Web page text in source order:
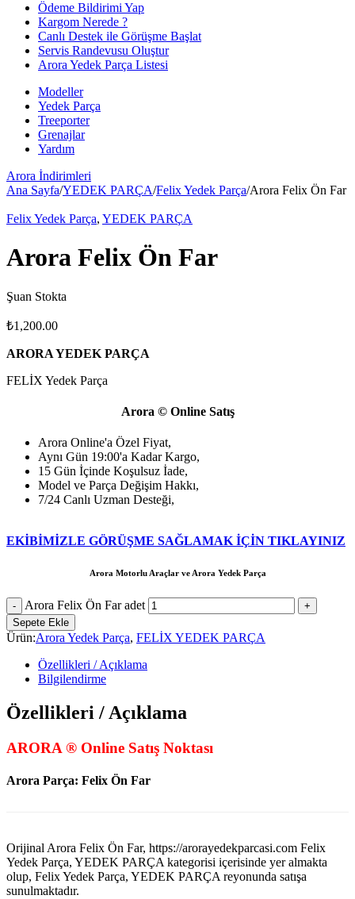
Ödeme Bildirimi Yap
Kargom Nerede ?
Canlı Destek ile Görüşme Başlat
Servis Randevusu Oluştur
Arora Yedek Parça Listesi
Modeller
Yedek Parça
Treeporter
Grenajlar
Yardım
Arora İndirimleri
Ana Sayfa/YEDEK PARÇA/Felix Yedek Parça/Arora Felix Ön Far
Felix Yedek Parça, YEDEK PARÇA
Arora Felix Ön Far
Şuan Stokta
₺1,200.00
ARORA YEDEK PARÇA
FELİX Yedek Parça
Arora © Online Satış
Arora Online'a Özel Fiyat,
Aynı Gün 19:00'a Kadar Kargo,
15 Gün İçinde Koşulsuz İade,
Model ve Parça Değişim Hakkı,
7/24 Canlı Uzman Desteği,
EKİBİMİZLE GÖRÜŞME SAĞLAMAK İÇİN TIKLAYINIZ
Arora Motorlu Araçlar ve Arora Yedek Parça
Arora Felix Ön Far adet
Sepete Ekle
Ürün:Arora Yedek Parça, FELİX YEDEK PARÇA
Özellikleri / Açıklama
Bilgilendirme
Özellikleri / Açıklama
ARORA ® Online Satış Noktası
Arora Parça: Felix Ön Far
Orijinal Arora Felix Ön Far, https://arorayedekparcasi.com Felix
Yedek Parça, YEDEK PARÇA kategorisi içerisinde yer almakta
olup, Felix Yedek Parça, YEDEK PARÇA reyonunda satışa
sunulmaktadır.